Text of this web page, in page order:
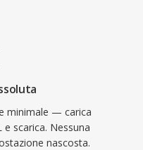
minimale — carica
e scarica. Nessuna
nascosta.